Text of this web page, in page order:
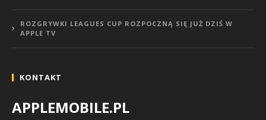
ROZGRYWKI LEAGUES CUP ROZPOCZNĄ SIĘ JUŻ DZIŚ W
APPLE TV
KONTAKT
APPLEMOBILE.PL